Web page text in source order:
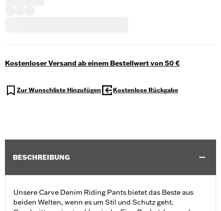
Kostenloser Versand ab einem Bestellwert von 50 €
Zur Wunschliste Hinzufügen Kostenlose Rückgabe
BESCHREIBUNG
Unsere Carve Denim Riding Pants bietet das Beste aus
beiden Welten, wenn es um Stil und Schutz geht.